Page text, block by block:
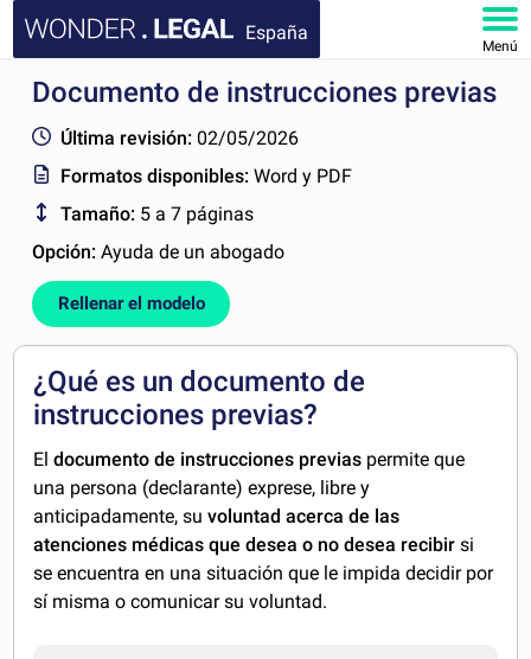
España
Menú
INICIO
DOCUMENTOS
FAQ
MI CUENTA
Documento de instrucciones previas
Última revisión: 02/05/2026
Formatos disponibles:Word y PDF
Tamaño: 5 a 7 páginas
Opción:Ayuda de un abogado
Rellenar el modelo
¿Qué es un documento de
instrucciones previas?
Eldocumento de instrucciones previas permite que
una persona (declarante) exprese, libre y
anticipadamente, suvoluntad acerca de las
atenciones médicas que desea o no desea recibir si
se encuentra en una situación que le impida decidir por
sí misma o comunicar su voluntad.